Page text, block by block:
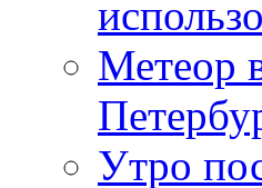
Метеор
Утро